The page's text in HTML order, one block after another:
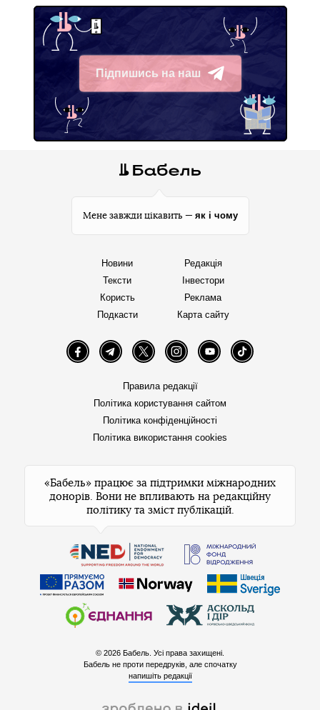
Підпишись на наш
Telegram
Мене завжди цікавить — як і чому
Новини
Тексти
Користь
Подкасти
Редакція
Інвестори
Реклама
Карта сайту
FacebookTelegramTwitter InstagramYouTube TikTok
Правила редакції
Політика користування сайтом
Політика конфіденційності
Політика використання cookies
«Бабель» працює за підтримки міжнародних
донорів. Вони не впливають на редакційну
політику та зміст публікацій.
© 2026 Бабель. Усі права захищені.
Бабель не проти передруків, але спочатку
напишіть редакції